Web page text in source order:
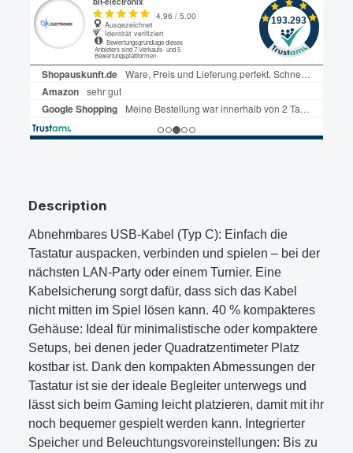
Description
Abnehmbares USB-Kabel (Typ C): Einfach die
Tastatur auspacken, verbinden und spielen – bei der
nächsten LAN-Party oder einem Turnier. Eine
Kabelsicherung sorgt dafür, dass sich das Kabel
nicht mitten im Spiel lösen kann. 40 % kompakteres
Gehäuse: Ideal für minimalistische oder kompaktere
Setups, bei denen jeder Quadratzentimeter Platz
kostbar ist. Dank den kompakten Abmessungen der
Tastatur ist sie der ideale Begleiter unterwegs und
lässt sich beim Gaming leicht platzieren, damit mit ihr
noch bequemer gespielt werden kann. Integrierter
Speicher und Beleuchtungsvoreinstellungen: Bis zu